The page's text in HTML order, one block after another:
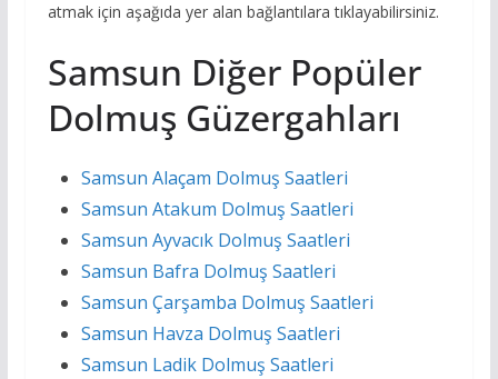
atmak için aşağıda yer alan bağlantılara tıklayabilirsiniz.
Samsun Diğer Popüler
Dolmuş Güzergahları
Samsun Alaçam Dolmuş Saatleri
Samsun Atakum Dolmuş Saatleri
Samsun Ayvacık Dolmuş Saatleri
Samsun Bafra Dolmuş Saatleri
Samsun Çarşamba Dolmuş Saatleri
Samsun Havza Dolmuş Saatleri
Samsun Ladik Dolmuş Saatleri